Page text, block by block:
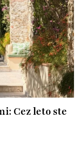
Cez leto ste